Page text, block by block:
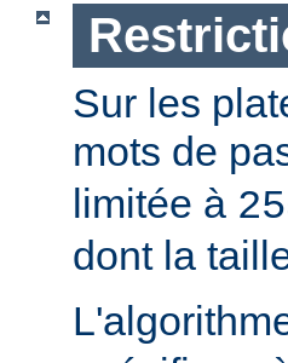
Sur les
mots de
limitée à
dont la